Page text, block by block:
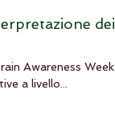
dei
Awareness Week
a livello...